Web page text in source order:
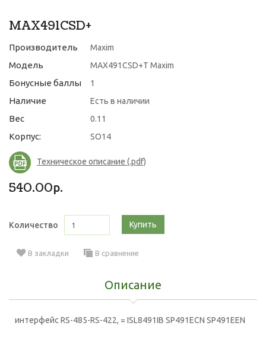
MAX491CSD+
Производитель Maxim
Модель MAX491CSD+T Maxim
Бонусные баллы 1
Наличие Есть в наличии
Вес 0.11
Корпус: SO14
Техническое описание (.pdf)
540.00р.
Количество Купить
В закладки В сравнение
Описание
интерфейс RS-485-RS-422, = ISL8491IB SP491ECN SP491EEN